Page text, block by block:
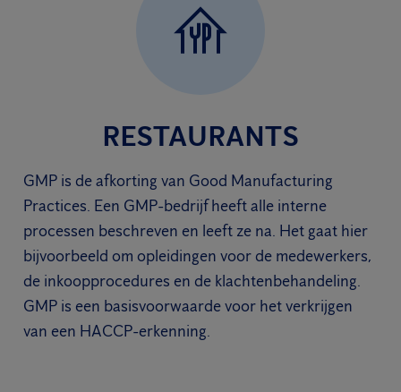
RESTAURANTS
GMP is de afkorting van Good Manufacturing
Practices. Een GMP-bedrijf heeft alle interne
processen beschreven en leeft ze na. Het gaat hier
bijvoorbeeld om opleidingen voor de medewerkers,
de inkoopprocedures en de klachtenbehandeling.
GMP is een basisvoorwaarde voor het verkrijgen
van een HACCP-erkenning.